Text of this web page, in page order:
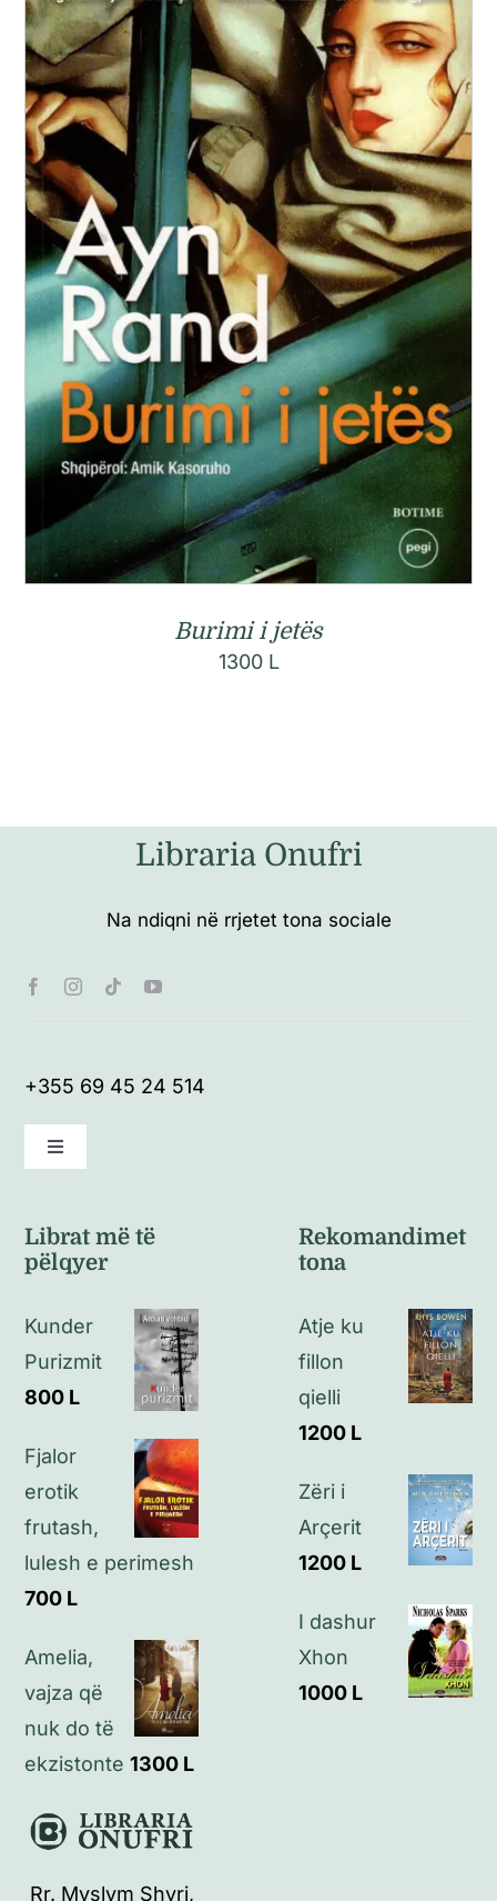
Burimi i jetës
1300 L
Libraria Onufri
Na ndiqni në rrjetet tona sociale
+355 69 45 24 514
Toggle
Politikat e kthimeve
Politikat e privatësisë
Librat më të
pëlqyer
Kunder
Purizmit
800 L
Fjalor
erotik
frutash,
lulesh e perimesh
700 L
Amelia,
vajza që
nuk do të
ekzistonte 1300 L
Rekomandimet
tona
Atje ku
fillon
qielli
1200 L
Zëri i
Arçerit
1200 L
I dashur
Xhon
1000 L
Rr. Myslym Shyri,